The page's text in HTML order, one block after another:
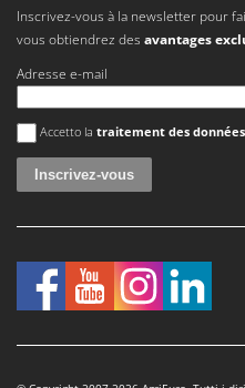
Master
Mastercook
Masterpro
McCulloch
Michelin
Mockmill
More than chef
MOSA
MOVA
Inscrivez-vous à la newsletter pour
vous obtiendrez des avantages
Adresse e-mail
Une erreur est survenue
Accetto la traitement des